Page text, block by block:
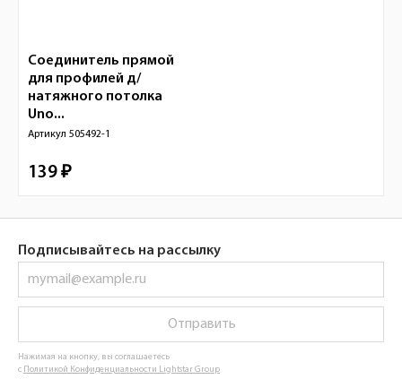
Соединитель прямой
для профилей д/
натяжного потолка
Uno...
Артикул 505492-1
139 ₽
Подписывайтесь на рассылку
Отправить
Нажимая на кнопку, вы соглашаетесь
с Политикой Конфиденциальности Lightstar Group